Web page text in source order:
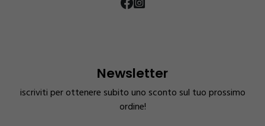
Newsletter
iscriviti per ottenere subito uno sconto sul tuo prossimo
ordine!